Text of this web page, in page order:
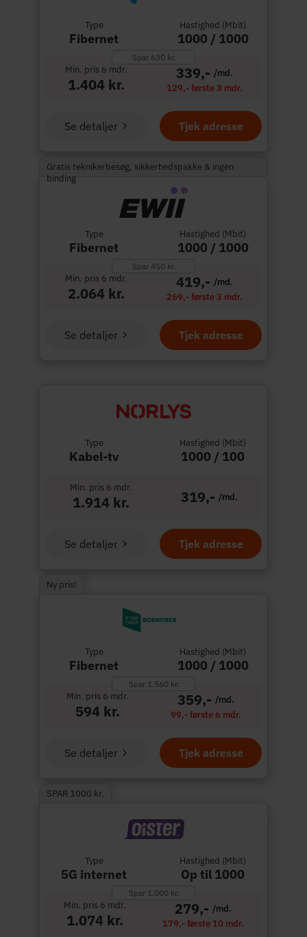
Type
Fibernet
Hastighed (Mbit)
1000 / 1000
Spar 630 kr.
Min. pris 6 mdr.
1.404 kr.
339,- /md.
129,- første 3 mdr.
Tjek adresse
Se detaljer
Gratis teknikerbesøg, sikkerhedspakke & ingen
binding
Type
Fibernet
Hastighed (Mbit)
1000 / 1000
Spar 450 kr.
Min. pris 6 mdr.
2.064 kr.
419,- /md.
269,- første 3 mdr.
Tjek adresse
Se detaljer
Type
Kabel-tv
Hastighed (Mbit)
1000 / 100
Min. pris 6 mdr.
1.914 kr. 319,- /md.
Tjek adresse
Se detaljer
Ny pris!
Type
Fibernet
Hastighed (Mbit)
1000 / 1000
Spar 1.560 kr.
Min. pris 6 mdr.
594 kr.
359,- /md.
99,- første 6 mdr.
Tjek adresse
Se detaljer
SPAR 1000 kr.
Type
5G internet
Hastighed (Mbit)
Op til 1000
Spar 1.000 kr.
Min. pris 6 mdr.
1.074 kr.
279,- /md.
179,- første 10 mdr.